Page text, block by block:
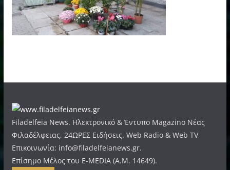
Filadelfeia News. Ηλεκτρονικό & Έντυπο Magazino Νέας
Φιλαδέλφειας, 24ΩΡΕΣ Ειδήσεις. Web Radio & Web TV
Επικοινωνία: info@filadelfeianews.gr.
Επίσημο Μέλος του E-MEDIA (A.M. 14649).